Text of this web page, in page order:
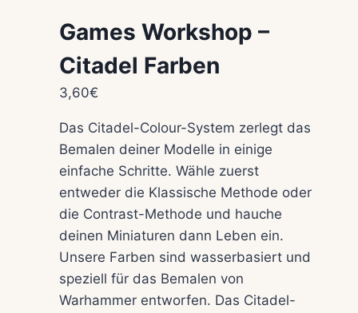
Games Workshop –
Citadel Farben
3,60€
Das Citadel-Colour-System zerlegt das
Bemalen deiner Modelle in einige
einfache Schritte. Wähle zuerst
entweder die Klassische Methode oder
die Contrast-Methode und hauche
deinen Miniaturen dann Leben ein.
Unsere Farben sind wasserbasiert und
speziell für das Bemalen von
Warhammer entworfen. Das Citadel-